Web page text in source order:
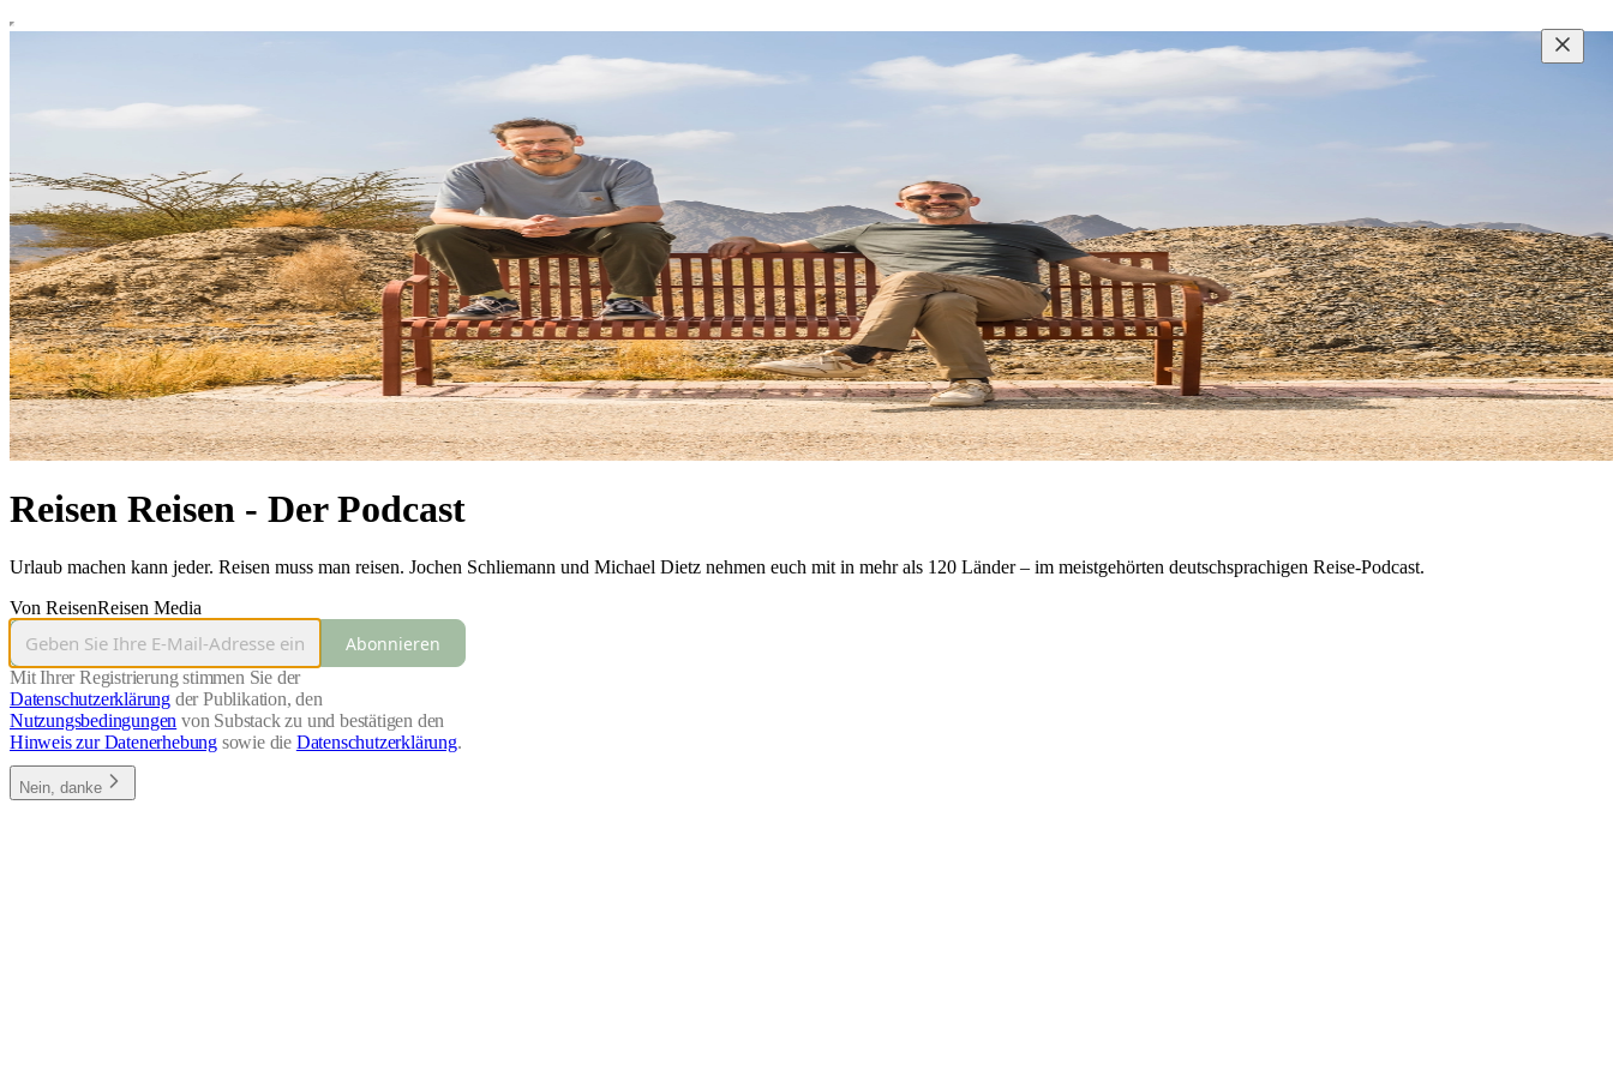
Reisen Reisen - Der Podcast
Urlaub machen kann jeder. Reisen muss man reisen. Jochen Schliemann und Michael Dietz nehmen euch mit in mehr als 120 Länder – im meistgehörten deutschsprachigen Reise-Podcast.
Von ReisenReisen Media
Abonnieren
Mit Ihrer Registrierung stimmen Sie der
Datenschutzerklärung der Publikation, den
Nutzungsbedingungen von Substack zu und bestätigen den
Hinweis zur Datenerhebung sowie die Datenschutzerklärung.
Nein, danke